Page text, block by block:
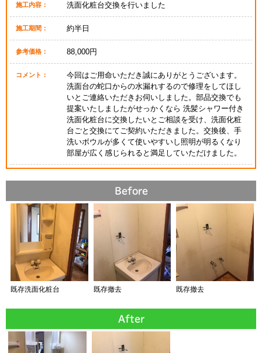
施工内容： 洗面化粧台交換を行いました
施工期間： 約半日
参考価格： 88,000円
コメント：
今回はご用命いただき誠にありがとうございます。
洗面台の蛇口からの水漏れするので修理をしてほし
いとご連絡いただきお伺いしました。部品交換でも
提案いたしましたがせっかくなら 洗髪シャワー付き
洗面化粧台に交換したいとご相談を受け、洗面化粧
台ごと交換にてご契約いただきました。交換後、手
洗いボウルが多くて使いやすいし照明が明るくなり
部屋が広く感じられると満足していただけました。
Before
既存洗面化粧台 既存撤去 既存撤去
After